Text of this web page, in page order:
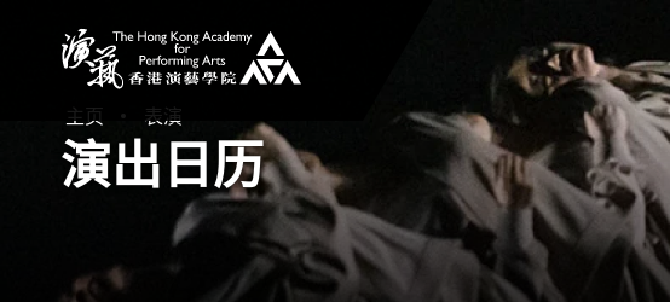
主页 表演
演出日历